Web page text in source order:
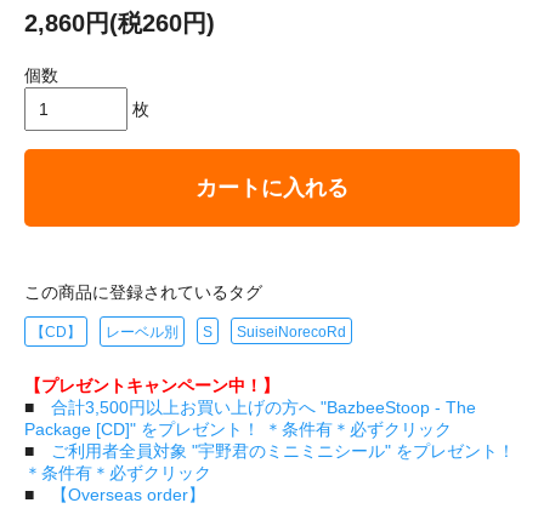
2,860円(税260円)
個数
枚
カートに入れる
この商品に登録されているタグ
【CD】 レーベル別 S SuiseiNorecoRd
【プレゼントキャンペーン中！】
■ 合計3,500円以上お買い上げの方へ "BazbeeStoop - The
Package [CD]" をプレゼント！ ＊条件有＊必ずクリック
■
ご利用者全員対象 "宇野君のミニミニシール" をプレゼント！
＊条件有＊必ずクリック
■
【Overseas order】